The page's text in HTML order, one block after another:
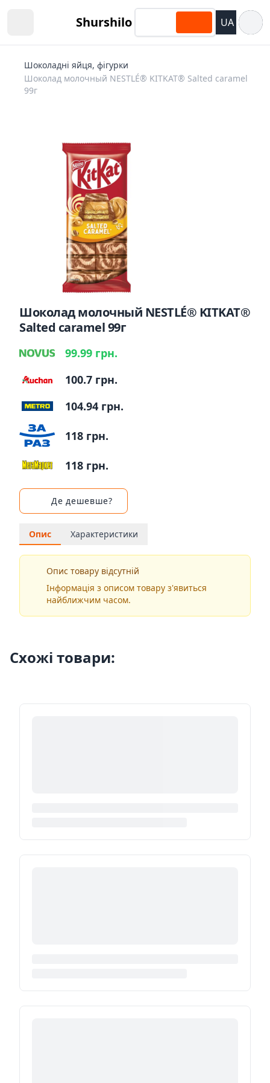
Shurshilo UA
Шоколадні яйця, фігурки
Шоколад молочный NESTLÉ® KITKAT® Salted сaramel
99г
Шоколад молочный NESTLÉ® KITKAT®
Salted сaramel 99г
99.99 грн.
100.7 грн.
104.94 грн.
118 грн.
118 грн.
Де дешевше?
Опис Характеристики
Опис товару відсутній
Інформація з описом товару з'явиться
найближчим часом.
Схожі товари: